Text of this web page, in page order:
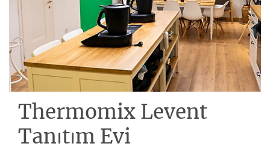
Thermomix Levent
Tanıtım Evi